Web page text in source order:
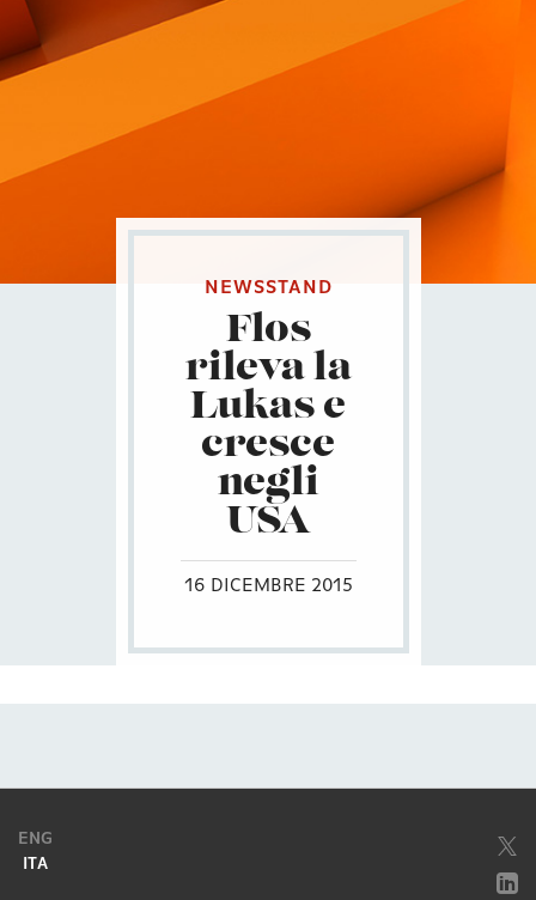
NEWSSTAND
Flos
rileva la
Lukas e
cresce
negli
USA
16 DICEMBRE 2015
ENG
ITA